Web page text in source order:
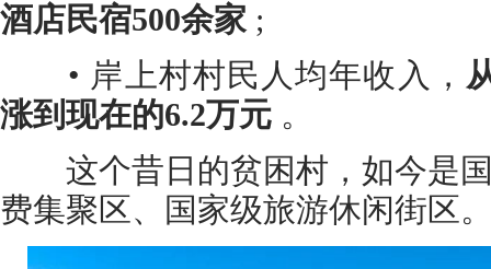
酒店民宿500余家 ;
• 岸上村村民人均年收入，
涨到现在的6.2万元 。
这个昔日的贫困村，如今是国
费集聚区、国家级旅游休闲街区